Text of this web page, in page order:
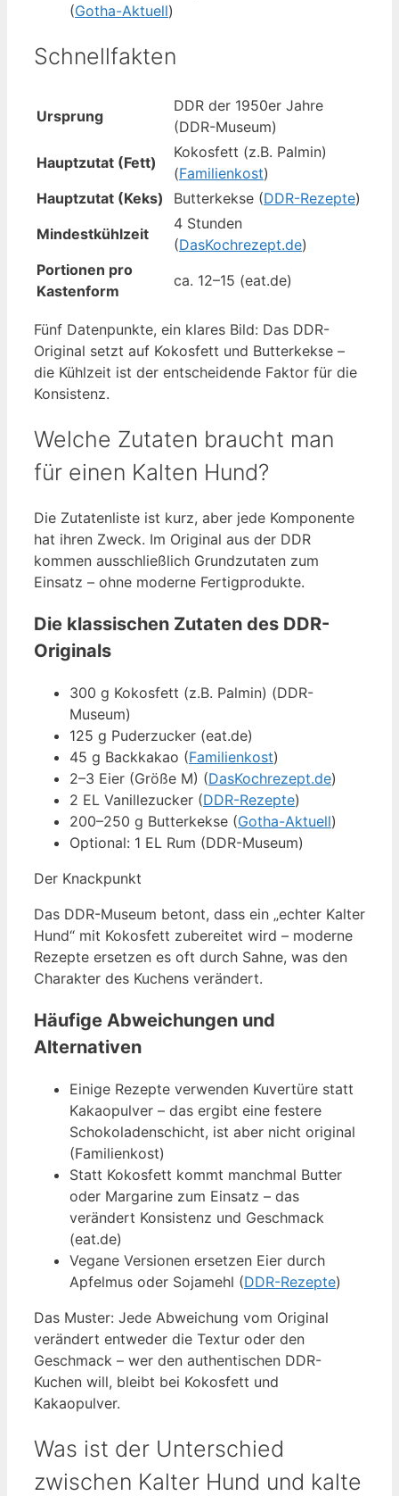
(Gotha-Aktuell)
Schnellfakten
Ursprung
DDR der 1950er Jahre
(DDR-Museum)
Hauptzutat (Fett)
Kokosfett (z.B. Palmin)
(Familienkost)
Hauptzutat (Keks)
Butterkekse (DDR-Rezepte)
Mindestkühlzeit
4 Stunden
(DasKochrezept.de)
Portionen pro
Kastenform
ca. 12–15 (eat.de)
Fünf Datenpunkte, ein klares Bild: Das DDR-
Original setzt auf Kokosfett und Butterkekse –
die Kühlzeit ist der entscheidende Faktor für die
Konsistenz.
Welche Zutaten braucht man
für einen Kalten Hund?
Die Zutatenliste ist kurz, aber jede Komponente
hat ihren Zweck. Im Original aus der DDR
kommen ausschließlich Grundzutaten zum
Einsatz – ohne moderne Fertigprodukte.
Die klassischen Zutaten des DDR-
Originals
300 g Kokosfett (z.B. Palmin) (DDR-
Museum)
125 g Puderzucker (eat.de)
45 g Backkakao (Familienkost)
2–3 Eier (Größe M) (DasKochrezept.de)
2 EL Vanillezucker (DDR-Rezepte)
200–250 g Butterkekse (Gotha-Aktuell)
Optional: 1 EL Rum (DDR-Museum)
Der Knackpunkt
Das DDR-Museum betont, dass ein „echter Kalter
Hund“ mit Kokosfett zubereitet wird – moderne
Rezepte ersetzen es oft durch Sahne, was den
Charakter des Kuchens verändert.
Häufige Abweichungen und
Alternativen
Einige Rezepte verwenden Kuvertüre statt
Kakaopulver – das ergibt eine festere
Schokoladenschicht, ist aber nicht original
(Familienkost)
Statt Kokosfett kommt manchmal Butter
oder Margarine zum Einsatz – das
verändert Konsistenz und Geschmack
(eat.de)
Vegane Versionen ersetzen Eier durch
Apfelmus oder Sojamehl (DDR-Rezepte)
Das Muster: Jede Abweichung vom Original
verändert entweder die Textur oder den
Geschmack – wer den authentischen DDR-
Kuchen will, bleibt bei Kokosfett und
Kakaopulver.
Was ist der Unterschied
zwischen Kalter Hund und kalte